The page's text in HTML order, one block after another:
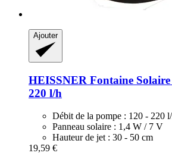
Ajouter
HEISSNER Fontaine
220 l/h
Débit de la pompe : 120 - 220
Panneau solaire : 1,4 W / 7 V
Hauteur de jet : 30 - 50 cm
19,59 €